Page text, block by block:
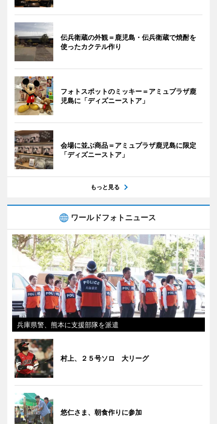
伝兵衛蔵の外観＝鹿児島・伝兵衛蔵で焼酎を
使ったカクテル作り
フォトスポットのミッキー＝アミュプラザ鹿
児島に「ディズニーストア」
会場に並ぶ商品＝アミュプラザ鹿児島に限定
「ディズニーストア」
もっと見る
ワールドフォトニュース
兵庫県警、熊本に支援部隊を派遣
村上、２５号ソロ 大リーグ
悠仁さま、朝食作りに参加